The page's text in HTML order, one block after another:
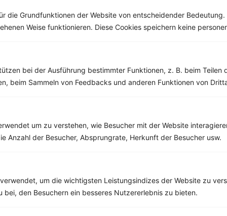
die Grundfunktionen der Website von entscheidender Bedeutung.
Weise funktionieren. Diese Cookies speichern keine
bei der Ausführung bestimmter Funktionen, z. B. beim Teilen
beim Sammeln von Feedbacks und anderen Funktionen von
um zu verstehen, wie Besucher mit der Website
Anzahl der Besucher, Absprungrate, Herkunft der Besucher usw.
um die wichtigsten Leistungsindizes der Website zu
bei, den Besuchern ein besseres Nutzererlebnis zu bieten.
‹ ›
Kalorien: 488 kcal
Fett:
17 g
Eiweiß:
Fett:12 g
Eiweiß: 11 g
Kohlehydrate:56 g